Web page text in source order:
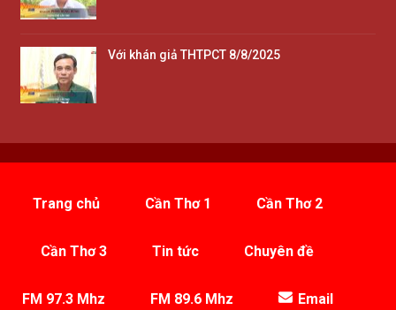
Với khán giả THTPCT 8/8/2025
Trang chủ Cần Thơ 1 Cần Thơ 2
Cần Thơ 3 Tin tức Chuyên đề
FM 97.3 Mhz FM 89.6 Mhz Email